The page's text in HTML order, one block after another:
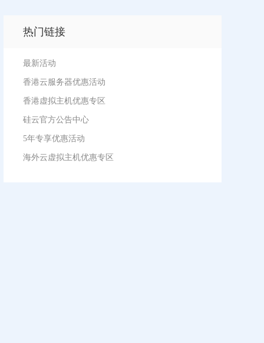
热门链接
最新活动
香港云服务器优惠活动
香港虚拟主机优惠专区
硅云官方公告中心
5年专享优惠活动
海外云虚拟主机优惠专区